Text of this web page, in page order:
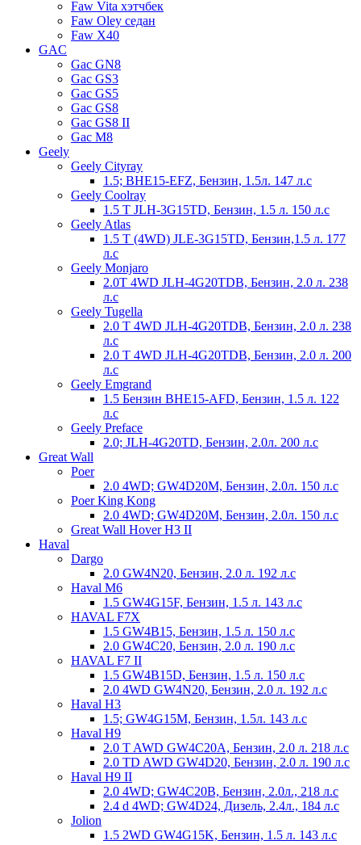
Faw Vita хэтчбек
Faw Oley седан
Faw X40
GAC
Gac GN8
Gac GS3
Gac GS5
Gac GS8
Gac GS8 II
Gac M8
Geely
Geely Cityray
1.5; BHE15-EFZ, Бензин, 1.5л. 147 л.с
Geely Coolray
1.5 T JLH-3G15TD, Бензин, 1.5 л. 150 л.с
Geely Atlas
1.5 T (4WD) JLE-3G15TD, Бензин,1.5 л. 177
л.с
Geely Monjaro
2.0T 4WD JLH-4G20TDB, Бензин, 2.0 л. 238
л.с
Geely Tugella
2.0 T 4WD JLH-4G20TDB, Бензин, 2.0 л. 238
л.с
2.0 T 4WD JLH-4G20TDB, Бензин, 2.0 л. 200
л.с
Geely Emgrand
1.5 Бензин BHE15-AFD, Бензин, 1.5 л. 122
л.с
Geely Preface
2.0; JLH-4G20TD, Бензин, 2.0л. 200 л.с
Great Wall
Poer
2.0 4WD; GW4D20M, Бензин, 2.0л. 150 л.с
Poer King Kong
2.0 4WD; GW4D20M, Бензин, 2.0л. 150 л.с
Great Wall Hover H3 II
Haval
Dargo
2.0 GW4N20, Бензин, 2.0 л. 192 л.с
Haval M6
1.5 GW4G15F, Бензин, 1.5 л. 143 л.с
HAVAL F7X
1.5 GW4B15, Бензин, 1.5 л. 150 л.с
2.0 GW4C20, Бензин, 2.0 л. 190 л.с
HAVAL F7 II
1.5 GW4B15D, Бензин, 1.5 л. 150 л.с
2.0 4WD GW4N20, Бензин, 2.0 л. 192 л.с
Haval H3
1.5; GW4G15M, Бензин, 1.5л. 143 л.с
Haval H9
2.0 T AWD GW4C20A, Бензин, 2.0 л. 218 л.с
2.0 TD AWD GW4D20, Бензин, 2.0 л. 190 л.с
Haval H9 II
2.0 4WD; GW4C20B, Бензин, 2.0л., 218 л.с
2.4 d 4WD; GW4D24, Дизель, 2.4л., 184 л.с
Jolion
1.5 2WD GW4G15K, Бензин, 1.5 л. 143 л.с